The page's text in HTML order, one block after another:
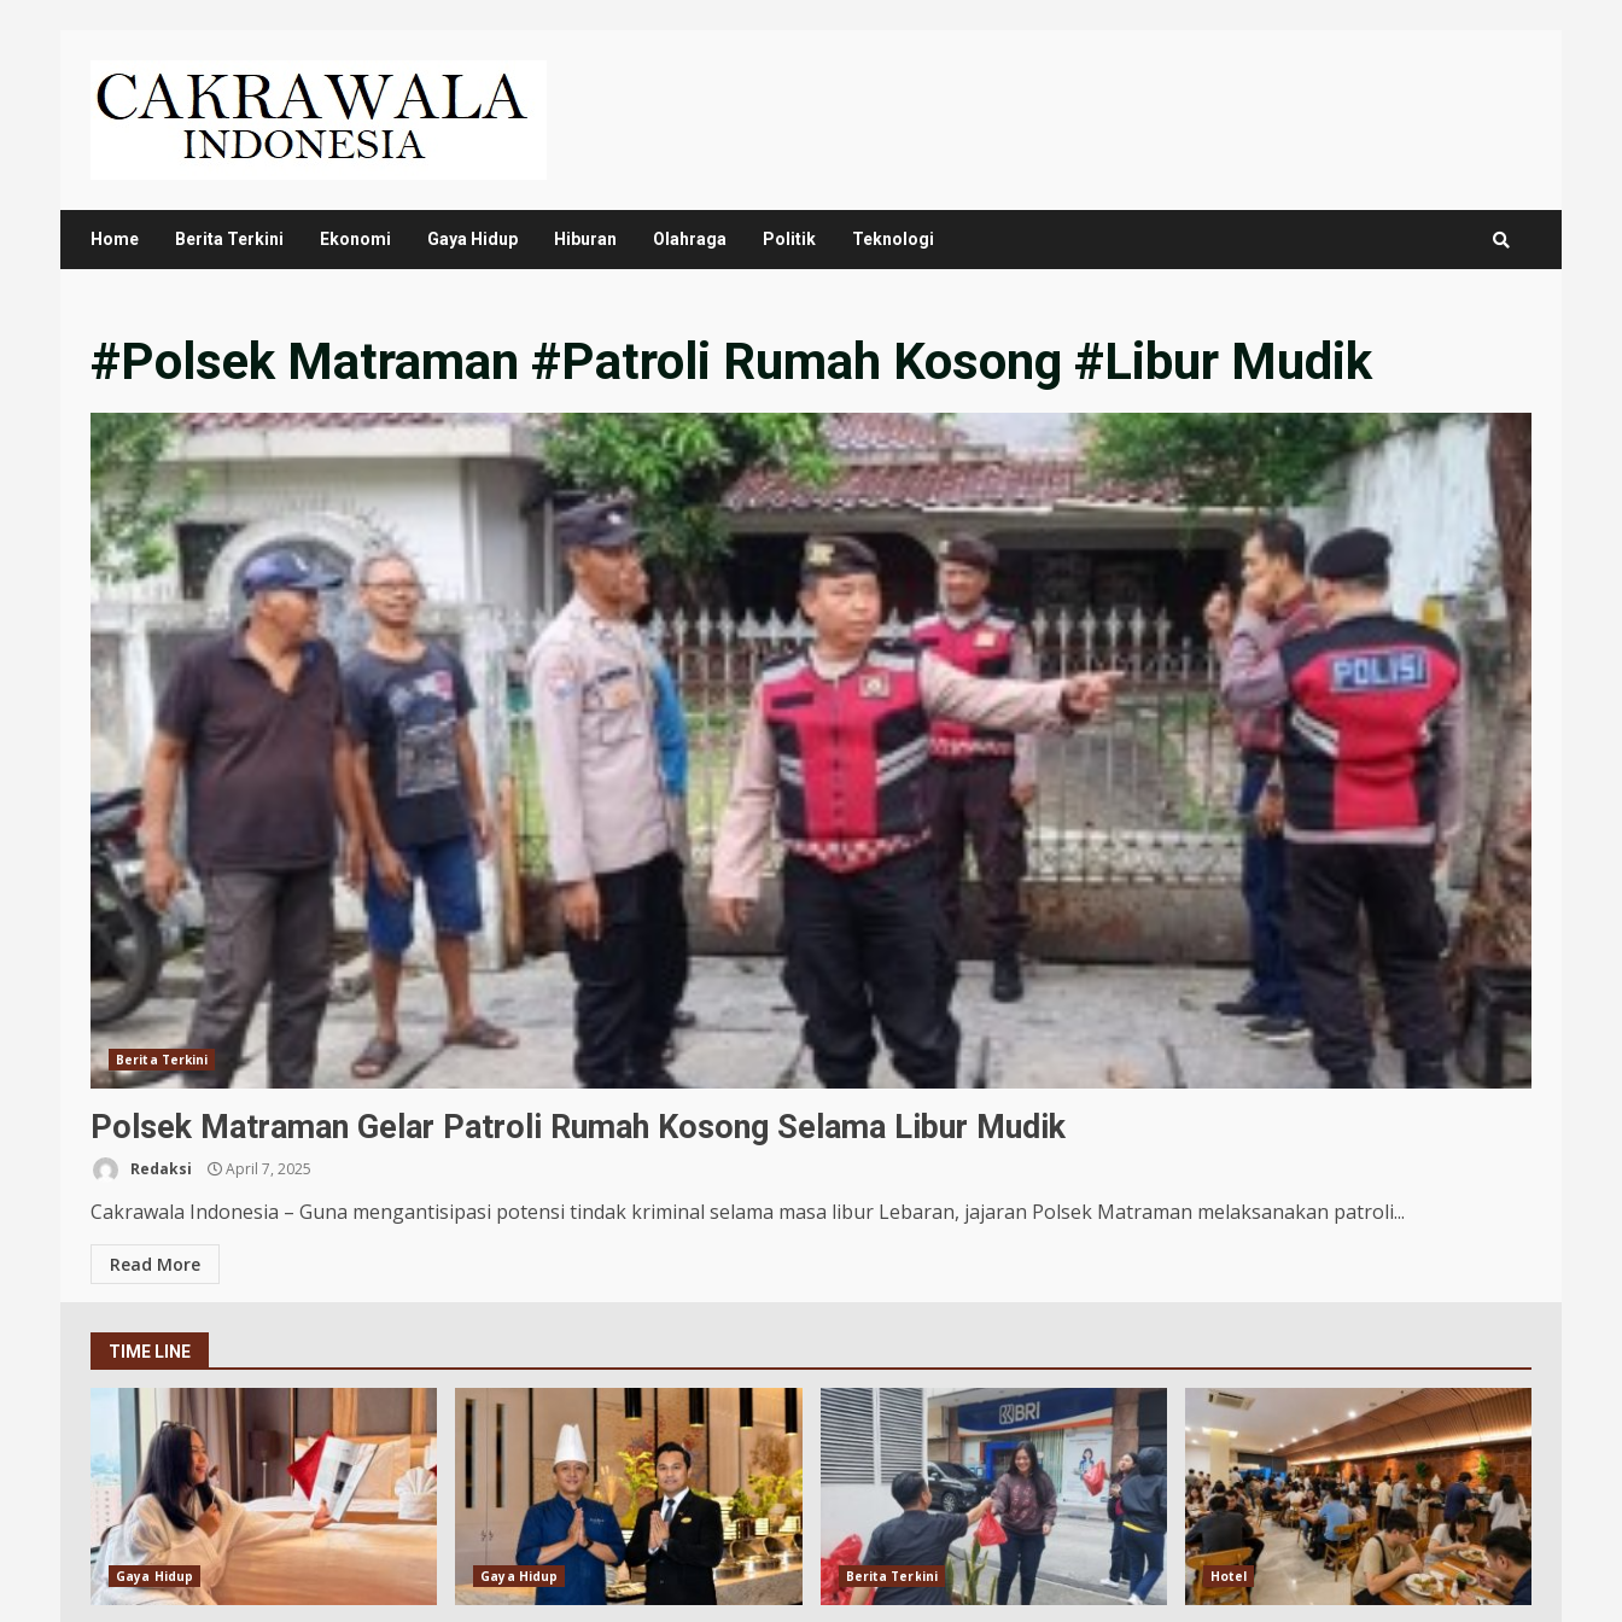
content
Home Berita Terkini Ekonomi Gaya Hidup Hiburan Olahraga Politik Teknologi
#Polsek Matraman #Patroli Rumah Kosong #Libur Mudik
Berita Terkini
Polsek Matraman Gelar Patroli Rumah Kosong Selama Libur Mudik
Redaksi April 7, 2025
Cakrawala Indonesia – Guna mengantisipasi potensi tindak kriminal selama masa libur Lebaran, jajaran Polsek Matraman melaksanakan patroli...
Read More
TIME LINE
Gaya Hidup Gaya Hidup Berita Terkini Hotel